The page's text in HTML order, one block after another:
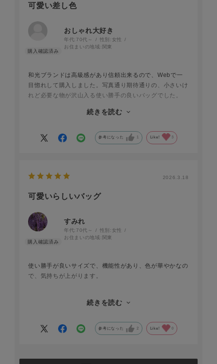
可愛い差し色
おしゃれ大好き
年代: 70代～ 性別:女性
お住まいの地域: 関東
和光ブランドは高級感があり信頼出来るので、Webで一
目惚れして購入しました。写真通り期待通りの、小さいけ
れど必要な物が沢山入る使い勝手の良いバッグでした。
アップの印象にしてくれます。
ただ、私が小柄なので、ストラップの長さの調節が出来た
続きを読む
参考になった 1 Like! 3
2026.3.18
可愛いらしいバッグ
すみれ
年代: 70代～ 性別:女性
お住まいの地域: 関東
使い勝手が良いサイズで、機能性があり、色が華やかなの
で、気持ちが上がります。
続きを読む
参考になった 2 Like! 0